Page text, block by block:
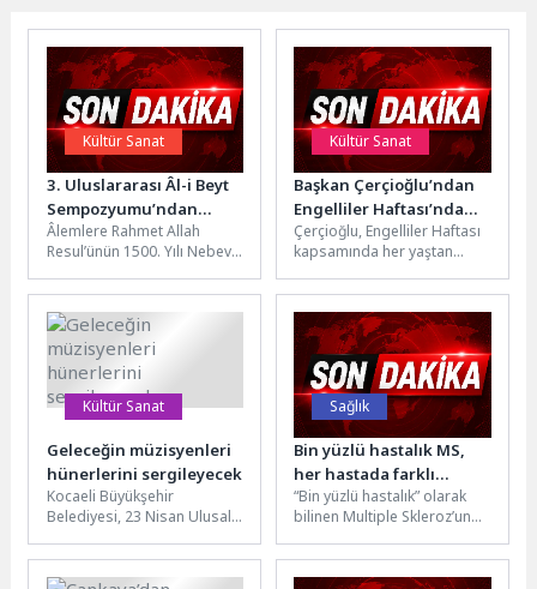
Kültür Sanat
3. Uluslararası Âl-i Beyt
Sempozyumu’ndan
insanlığa çağrı…
Âlemlere Rahmet Allah
Resul’ünün 1500. Yılı Nebevî
Üniversitesi ev sahipliğinde
düzenlenen “Nebevî...
Kültür Sanat
Başkan Çerçioğlu’ndan
Engelliler Haftası’nda
Anlamlı Etkinlikler
Çerçioğlu, Engelliler Haftası
kapsamında her yaştan
anlamlı etkinliklerle
buluşturdu.Aydın Büyükşehir
Belediye Başkanı Özlem...
Kültür Sanat
Geleceğin müzisyenleri
hünerlerini sergileyecek
Kocaeli Büyükşehir
Belediyesi, 23 Nisan Ulusal
etkinlikleri kapsamında ses
yarışması düzenleyecek....
Sağlık
Bin yüzlü hastalık MS,
her hastada farklı
seyredebiliyor
“Bin yüzlü hastalık” olarak
bilinen Multiple Skleroz’un
seyredebildiğini belirten
İstanbul Atlas Üniversitesi...